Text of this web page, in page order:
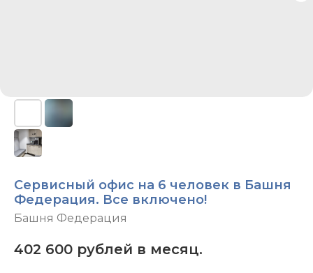
Сервисный офис на 6 человек в Башня
Федерация. Все включено!
Башня Федерация
402 600 рублей в месяц.